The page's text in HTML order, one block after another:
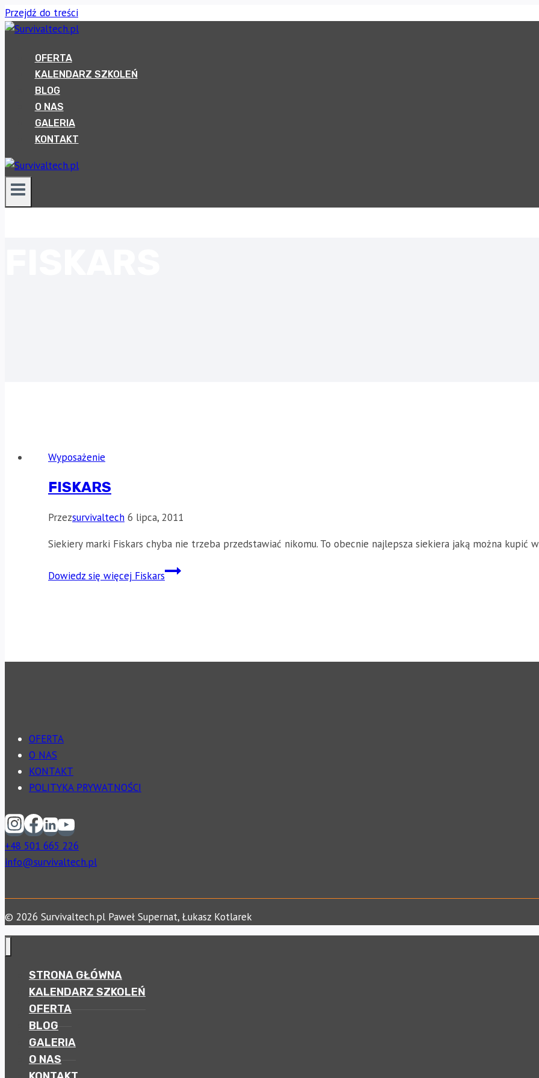
Przejdź do treści
OFERTA
KALENDARZ SZKOLEŃ
BLOG
O NAS
GALERIA
KONTAKT
Wyposażenie
FISKARS
Przezsurvivaltech 6 lipca, 2011
Siekiery marki Fiskars chyba nie trzeba przedstawiać nikomu. To obecnie najlepsza siekiera jaką można kupić
Dowiedz się więcej Fiskars
OFERTA
O NAS
KONTAKT
POLITYKA PRYWATNOŚCI
+48 501 665 226
info@survivaltech.pl
© 2026 Survivaltech.pl Paweł Supernat, Łukasz Kotlarek
STRONA GŁÓWNA
KALENDARZ SZKOLEŃ
OFERTA
BLOG
GALERIA
O NAS